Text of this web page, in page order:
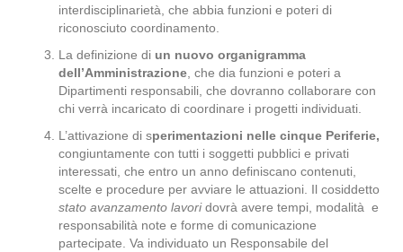
interdisciplinarietà, che abbia funzioni e poteri di
riconosciuto coordinamento.
La definizione di un nuovo organigramma
dell’Amministrazione , che dia funzioni e poteri a
Dipartimenti responsabili, che dovranno collaborare con
chi verrà incaricato di coordinare i progetti individuati.
L’attivazione di sperimentazioni nelle cinque Periferie,
congiuntamente con tutti i soggetti pubblici e privati
interessati, che entro un anno definiscano contenuti,
scelte e procedure per avviare le attuazioni. Il cosiddetto
stato avanzamento lavoridovrà avere tempi, modalità e
responsabilità note e forme di comunicazione
partecipate. Va individuato un Responsabile del